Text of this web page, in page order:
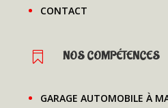
CONTACT
 NOS COMPÉTENCES
GARAGE AUTOMOBILE À